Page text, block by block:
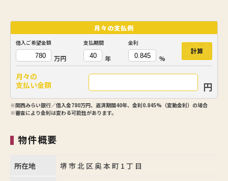
月々の支払例
借入ご希望金額
万円
支払期間
年
金利
%
計算
月々の
支払い金額
円
※関西みらい銀行／借入金780万円、返済期間40年、金利0.845%（変動金利）の場合
※審査により金利は変わる可能性があります。
物件概要
所在地 堺市北区奥本町1丁目